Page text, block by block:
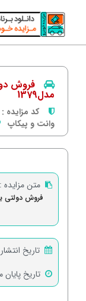
فروش
مدل1379
کد مزایده :
وانت و پیکاپ
متن مزایده :
فروش دولتی
تاریخ
تاریخ پایان